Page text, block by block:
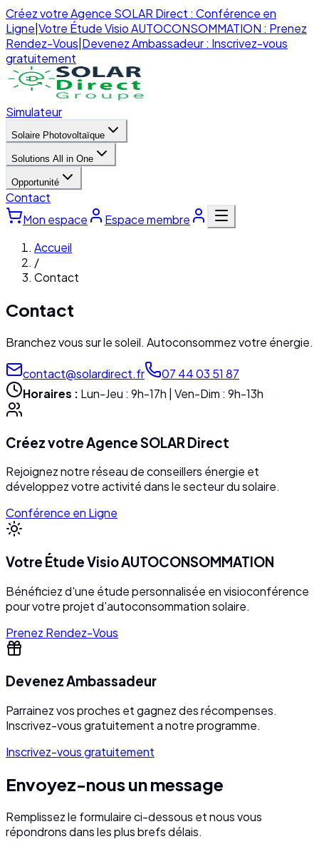
Créez votre Agence SOLAR Direct : Conférence en
Ligne Votre Étude Visio AUTOCONSOMMATION : Prenez
Rendez-Vous Devenez Ambassadeur : Inscrivez-vous
gratuitement
Simulateur
Solaire Photovoltaïque
Solutions All in One
Opportunité
Contact
Mon espace
Espace membre
Accueil
/
Contact
Contact
Branchez vous sur le soleil. Autoconsommez votre énergie.
contact@solardirect.fr
07 44 03 51 87
Horaires : Lun-Jeu : 9h-17h | Ven-Dim : 9h-13h
Créez votre Agence SOLAR Direct
Rejoignez notre réseau de conseillers énergie et
développez votre activité dans le secteur du solaire.
Conférence en Ligne
Votre Étude Visio AUTOCONSOMMATION
Bénéficiez d'une étude personnalisée en visioconférence
pour votre projet d'autoconsommation solaire.
Prenez Rendez-Vous
Devenez Ambassadeur
Parrainez vos proches et gagnez des récompenses.
Inscrivez-vous gratuitement a notre programme.
Inscrivez-vous gratuitement
Envoyez-nous un message
Remplissez le formulaire ci-dessous et nous vous
répondrons dans les plus brefs délais.